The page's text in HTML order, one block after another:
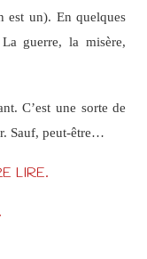
est un). En quelques
guerre, la misère,
C’est une sorte de
Sauf, peut-être…
LIRE.